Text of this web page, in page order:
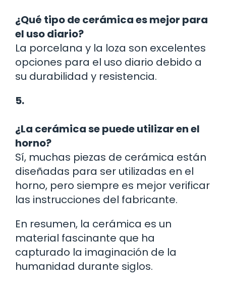
¿Qué tipo de cerámica es mejor para
el uso diario?
La porcelana y la loza son excelentes
opciones para el uso diario debido a
su durabilidad y resistencia.
5.
¿La cerámica se puede utilizar en el
horno?
Sí, muchas piezas de cerámica están
diseñadas para ser utilizadas en el
horno, pero siempre es mejor verificar
las instrucciones del fabricante.
En resumen, la cerámica es un
material fascinante que ha
capturado la imaginación de la
humanidad durante siglos.